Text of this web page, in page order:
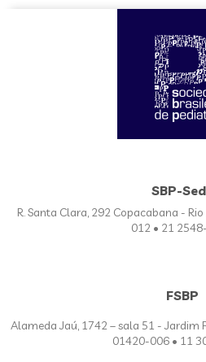
SBP-
R. Santa Clara, 292 Copacabana -
012 • 21
FSBP
Alameda Jaú, 1742 – sala 51 - Jardim
01420-006 • 11